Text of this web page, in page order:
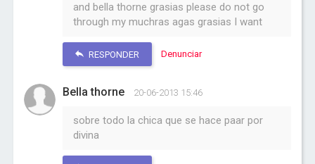
and bella thorne grasias please do not go
through my muchras agas grasias I want
RESPONDER Denunciar
Bella thorne 20-06-2013 15:46
sobre todo la chica que se hace paar por
divina